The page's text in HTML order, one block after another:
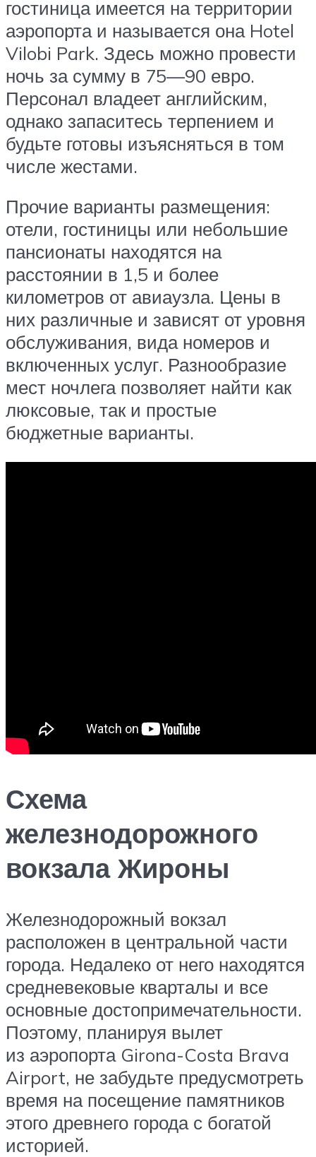
гостиница имеется на территории
аэропорта и называется она Hotel
Vilobi Park. Здесь можно провести
ночь за сумму в 75—90 евро.
Персонал владеет английским,
однако запаситесь терпением и
будьте готовы изъясняться в том
числе жестами.
Прочие варианты размещения:
отели, гостиницы или небольшие
пансионаты находятся на
расстоянии в 1,5 и более
километров от авиаузла. Цены в
них различные и зависят от уровня
обслуживания, вида номеров и
включенных услуг. Разнообразие
мест ночлега позволяет найти как
люксовые, так и простые
бюджетные варианты.
Схема
железнодорожного
вокзала Жироны
Железнодорожный вокзал
расположен в центральной части
города. Недалеко от него находятся
средневековые кварталы и все
основные достопримечательности.
Поэтому, планируя вылет
из аэропорта Girona-Costa Brava
Airport, не забудьте предусмотреть
время на посещение памятников
этого древнего города с богатой
историей.